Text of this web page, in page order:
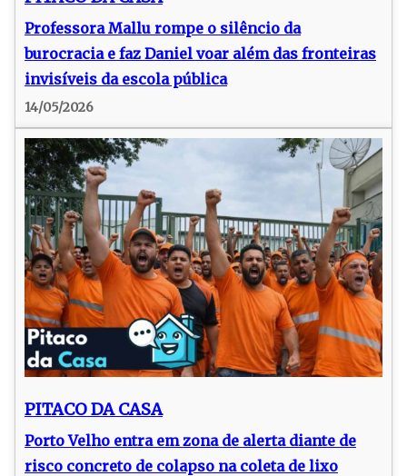
Professora Mallu rompe o silêncio da
burocracia e faz Daniel voar além das fronteiras
invisíveis da escola pública
14/05/2026
PITACO DA CASA
Porto Velho entra em zona de alerta diante de
risco concreto de colapso na coleta de lixo